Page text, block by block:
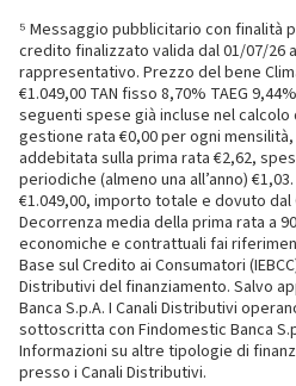
⁵ Messaggio pubblicitario con finalità
credito finalizzato valida dal 01/07/26
rappresentativo. Prezzo del bene
€1.049,00 TAN fisso 8,70% TAEG
seguenti spese già incluse nel calcolo
gestione rata €0,00 per ogni
addebitata sulla prima rata €2,62,
periodiche (almeno una all’anno)
€1.049,00, importo totale e dovuto dal
Decorrenza media della prima rata a
economiche e contrattuali fai
Base sul Credito ai Consumatori
Distributivi del finanziamento. Salvo
Banca S.p.A. I Canali Distributivi
sottoscritta con Findomestic Banca
Informazioni su altre tipologie di
presso i Canali Distributivi.